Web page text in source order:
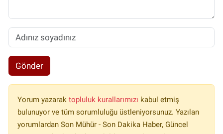
Gönder
Yorum yazarak topluluk kurallarımızı kabul etmiş
bulunuyor ve tüm sorumluluğu üstleniyorsunuz. Yazılan
yorumlardan Son Mühür - Son Dakika Haber, Güncel